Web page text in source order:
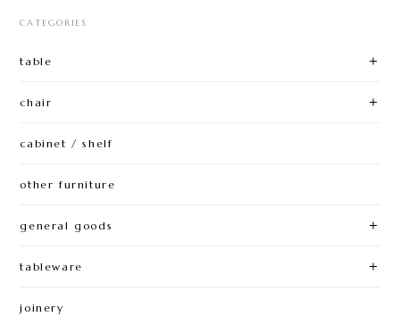
CATEGORIES
table
chair
cabinet / shelf
other furniture
general goods
tableware
joinery